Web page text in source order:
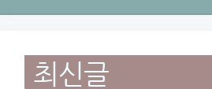
최신글